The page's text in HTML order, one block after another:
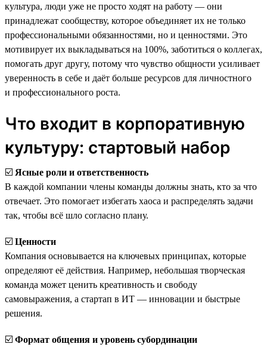
культура, люди уже не просто ходят на работу — они
принадлежат сообществу, которое объединяет их не только
профессиональными обязанностями, но и ценностями. Это
мотивирует их выкладываться на 100%, заботиться о коллегах,
помогать друг другу, потому что чувство общности усиливает
уверенность в себе и даёт больше ресурсов для личностного
и профессионального роста.
Что входит в корпоративную
культуру: стартовый набор
☑️ Ясные роли и ответственность
В каждой компании члены команды должны знать, кто за что
отвечает. Это помогает избегать хаоса и распределять задачи
так, чтобы всё шло согласно плану.
☑️ Ценности
Компания основывается на ключевых принципах, которые
определяют её действия. Например, небольшая творческая
команда может ценить креативность и свободу
самовыражения, а стартап в ИТ — инновации и быстрые
решения.
☑️ Формат общения и уровень субординации